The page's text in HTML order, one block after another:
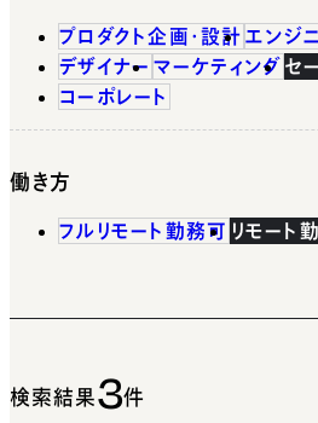
プロダクト企画・設計 エンジ
デザイナー マーケティング セ
コーポレート
働き方
フルリモート勤務可 リモート
検索結果3件